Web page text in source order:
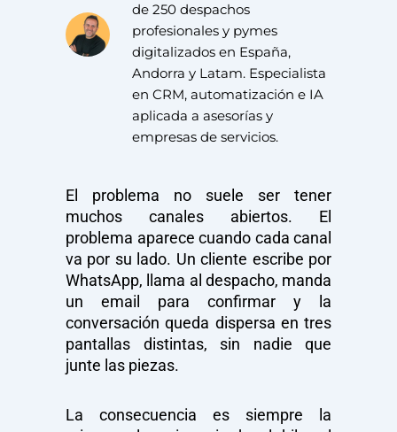
de 250 despachos
profesionales y pymes
digitalizados en España,
Andorra y Latam. Especialista
en CRM, automatización e IA
aplicada a asesorías y
empresas de servicios.
El problema no suele ser tener
muchos canales abiertos. El
problema aparece cuando cada canal
va por su lado. Un cliente escribe por
WhatsApp, llama al despacho, manda
un email para confirmar y la
conversación queda dispersa en tres
pantallas distintas, sin nadie que
junte las piezas.
La consecuencia es siempre la